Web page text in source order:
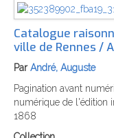
Catalogue
ville de Rennes /
ParAndré, Auguste
Pagination avant
numérique de l'édition
1868